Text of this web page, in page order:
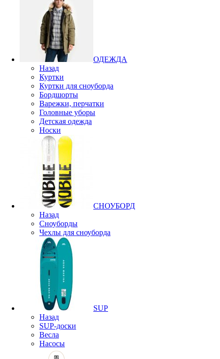
ОДЕЖДА
Назад
Куртки
Куртки для сноуборда
Бордшорты
Варежки, перчатки
Головные уборы
Детская одежда
Носки
СНОУБОРД
Назад
Сноуборды
Чехлы для сноуборда
SUP
Назад
SUP-доски
Весла
Насосы